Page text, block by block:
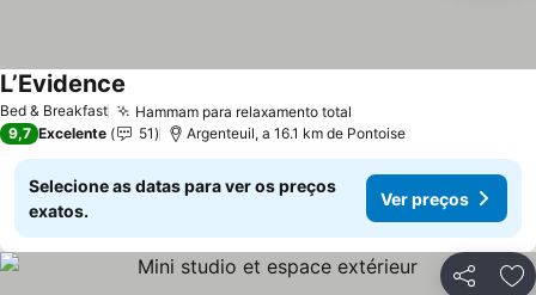
Bed & Breakfast Hammam para relaxamento total
L’Evidence
9,7 Excelente 51 Argenteuil, a 16.1 km de Pontoise
Selecione as datas para ver os preços
exatos.
Ver preços
Partilhar